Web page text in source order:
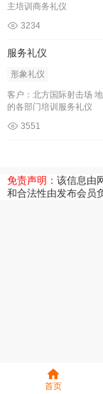
主培训商务礼仪
3234
服务礼仪
形象礼仪
客户：北方国际射击场
的各部门培训服务礼仪
3551
免责声明： 该信息由
和合法性由发布会员
首页